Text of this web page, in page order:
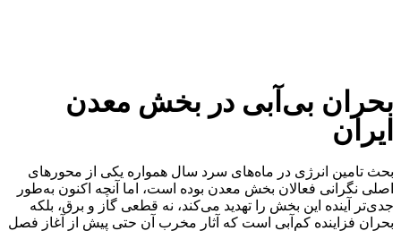
بحران بی‌آبی در بخش معدن
ایران
بحث تامین انرژی در ماه‌های سرد سال همواره یکی از محورهای
اصلی نگرانی فعالان بخش معدن بوده است، اما آنچه اکنون به‌طور
جدی‌تر آینده این بخش را تهدید می‌کند، نه قطعی گاز و برق، بلکه
بحران فزاینده کم‌آبی است که آثار مخرب آن حتی پیش از آغاز فصل